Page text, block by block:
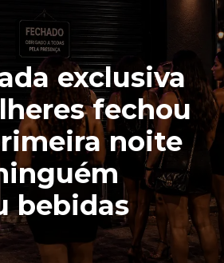
exclusiva
fechou
noite
bebidas